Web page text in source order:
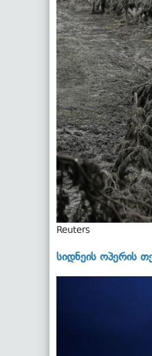
Reuters
სიდნეის ოპერის